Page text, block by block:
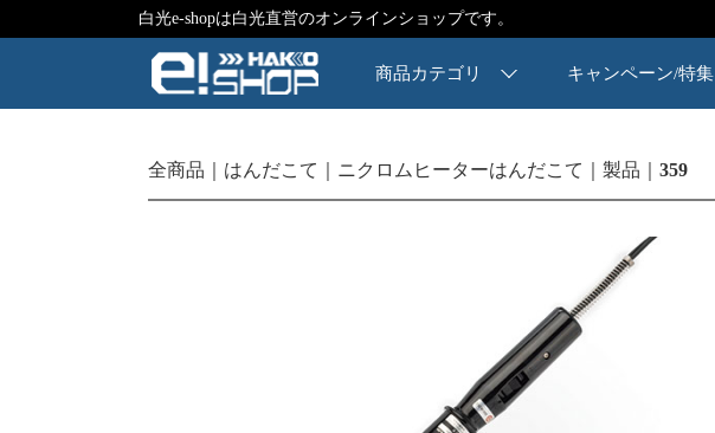
白光e-shopは白光直営のオンラインショップです。
商品カテゴリ キャンペーン/特集
全商品 はんだこて ニクロムヒーターはんだこて 製品 359